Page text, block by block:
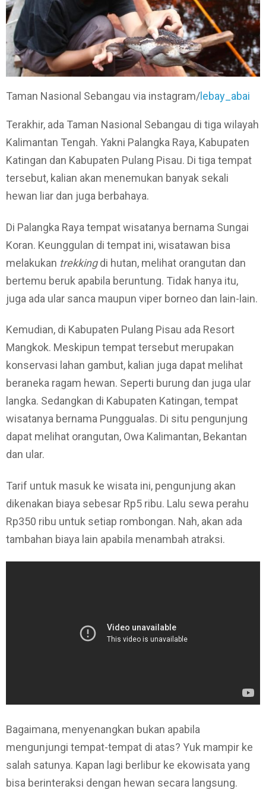
Taman Nasional Sebangau via instagram/ lebay_abai
Terakhir, ada Taman Nasional Sebangau di tiga wilayah
Kalimantan Tengah. Yakni Palangka Raya, Kabupaten
Katingan dan Kabupaten Pulang Pisau. Di tiga tempat
tersebut, kalian akan menemukan banyak sekali
hewan liar dan juga berbahaya.
Di Palangka Raya tempat wisatanya bernama Sungai
Koran. Keunggulan di tempat ini, wisatawan bisa
melakukan trekkingdi hutan, melihat orangutan dan
bertemu beruk apabila beruntung. Tidak hanya itu,
juga ada ular sanca maupun viper borneo dan lain-lain.
Kemudian, di Kabupaten Pulang Pisau ada Resort
Mangkok. Meskipun tempat tersebut merupakan
konservasi lahan gambut, kalian juga dapat melihat
beraneka ragam hewan. Seperti burung dan juga ular
langka. Sedangkan di Kabupaten Katingan, tempat
wisatanya bernama Punggualas. Di situ pengunjung
dapat melihat orangutan, Owa Kalimantan, Bekantan
dan ular.
Tarif untuk masuk ke wisata ini, pengunjung akan
dikenakan biaya sebesar Rp5 ribu. Lalu sewa perahu
Rp350 ribu untuk setiap rombongan. Nah, akan ada
tambahan biaya lain apabila menambah atraksi.
Bagaimana, menyenangkan bukan apabila
mengunjungi tempat-tempat di atas? Yuk mampir ke
salah satunya. Kapan lagi berlibur ke ekowisata yang
bisa berinteraksi dengan hewan secara langsung.